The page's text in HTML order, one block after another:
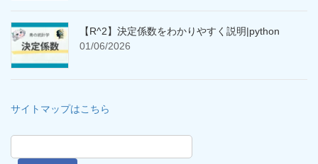
【R^2】決定係数をわかりやすく説明|python
01/06/2026
サイトマップはこちら